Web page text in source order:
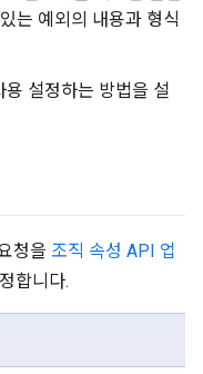
는 예외의 내용과 형식
설정하는 방법을 설
청을 조직 속성 API 업
합니다.